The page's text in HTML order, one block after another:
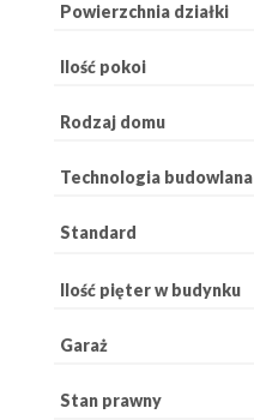
Powierzchnia działki
Ilość pokoi
Rodzaj domu
Technologia budowlana
Standard
Ilość pięter w budynku
Garaż
Stan prawny